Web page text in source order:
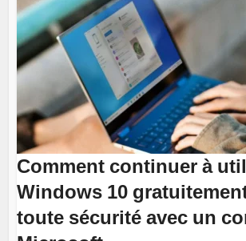
Comment continuer à
Windows 10
toute sécurité avec un